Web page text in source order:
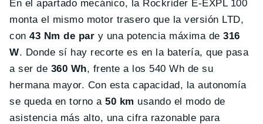
En el apartado mecánico, la Rockrider E-EXPL 100
monta el mismo motor trasero que la versión LTD,
con43 Nm de par y una potencia máxima de316
W. Donde sí hay recorte es en la batería, que pasa
a ser de 360 Wh, frente a los 540 Wh de su
hermana mayor. Con esta capacidad, la autonomía
se queda en torno a50 km usando el modo de
asistencia más alto, una cifra razonable para